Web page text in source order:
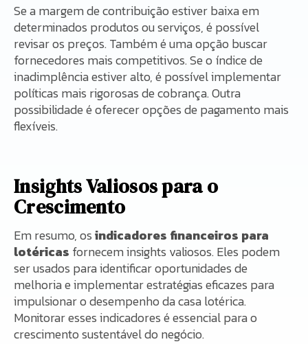
Se a margem de contribuição estiver baixa em
determinados produtos ou serviços, é possível
revisar os preços. Também é uma opção buscar
fornecedores mais competitivos. Se o índice de
inadimplência estiver alto, é possível implementar
políticas mais rigorosas de cobrança. Outra
possibilidade é oferecer opções de pagamento mais
flexíveis.
Insights Valiosos para o
Crescimento
Em resumo, osindicadores financeiros para
lotéricas fornecem insights valiosos. Eles podem
ser usados para identificar oportunidades de
melhoria e implementar estratégias eficazes para
impulsionar o desempenho da casa lotérica.
Monitorar esses indicadores é essencial para o
crescimento sustentável do negócio.